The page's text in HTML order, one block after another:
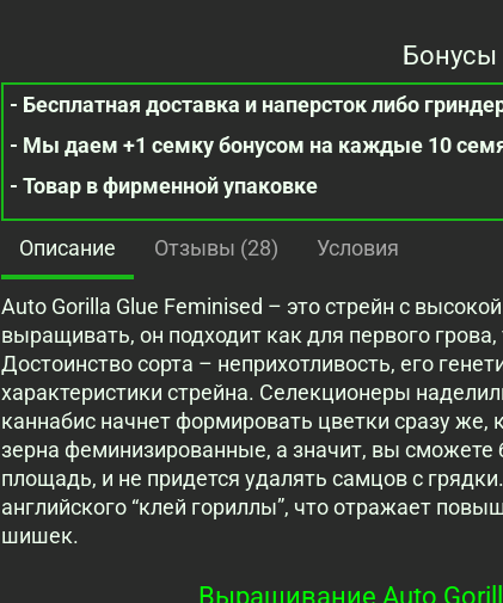
Бонусы
- Бесплатная доставка и наперсток либо
- Мы даем +1 семку бонусом на каждые 10
- Товар в фирменной упаковке
Описание Отзывы (28) Условия
Auto Gorilla Glue Feminised – это стрейн с
выращивать, он подходит как для первого
Достоинство сорта – неприхотливость, его
характеристики стрейна. Селекционеры
каннабис начнет формировать цветки сразу же,
зерна феминизированные, а значит, вы сможете
площадь, и не придется удалять самцов с
английского “клей гориллы”, что отражает
шишек.
Выращивание Auto